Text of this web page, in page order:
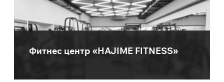
Фитнес центр «HAJIME FITNESS»